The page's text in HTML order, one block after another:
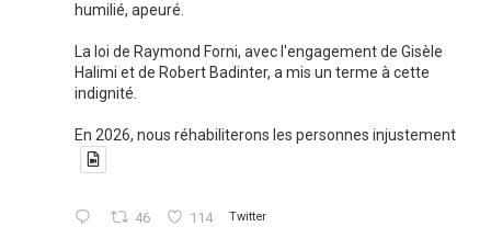
humilié, apeuré.
La loi de Raymond Forni, avec l'engagement de Gisèle
Halimi et de Robert Badinter, a mis un terme à cette
indignité.
En 2026, nous réhabiliterons les personnes injustement
46 114 Twitter